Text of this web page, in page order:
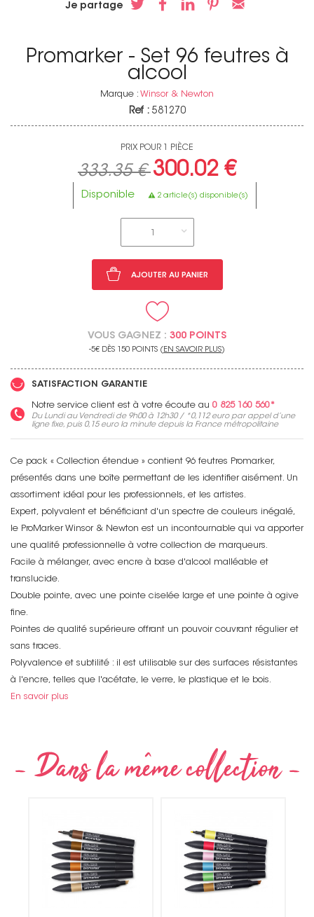
Je partage
Promarker - Set 96 feutres à
alcool
Marque : Winsor & Newton
Ref : 581270
PRIX POUR 1 PIÈCE
333.35 €300.02 €
Disponible 2 article(s) disponible(s)
AJOUTER AU PANIER
VOUS GAGNEZ : 300 POINTS
-5€ DÈS 150 POINTS ( EN SAVOIR PLUS)
SATISFACTION GARANTIE
Notre service client est à votre écoute au 0 825 160 560*
Du Lundi au Vendredi de 9h00 à 12h30 / *0,112 europar appel d’une
ligne fixe, puis 0,15 eurola minute depuis la France métropolitaine
Ce pack « Collection étendue » contient 96 feutres Promarker,
présentés dans une boîte permettant de les identifier aisément. Un
assortiment idéal pour les professionnels, et les artistes.
Expert, polyvalent et bénéficiant d'un spectre de couleurs inégalé,
le ProMarker Winsor & Newton est un incontournable qui va apporter
une qualité professionnelle à votre collection de marqueurs.
Facile à mélanger, avec encre à base d'alcool malléable et
translucide.
Double pointe, avec une pointe ciselée large et une pointe à ogive
fine.
Pointes de qualité supérieure offrant un pouvoir couvrant régulier et
sans traces.
Polyvalence et subtilité : il est utilisable sur des surfaces résistantes
à l'encre, telles que l'acétate, le verre, le plastique et le bois.
En savoir plus
Non merci !